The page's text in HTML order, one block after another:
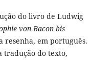
do livro de Ludwig
von Bacon bis
resenha, em português.
tradução do texto,